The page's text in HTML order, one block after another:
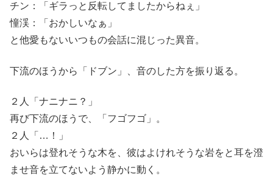
チン：「ギラっと反転してましたからねぇ」
憧渓：「おかしいなぁ」
と他愛もないいつもの会話に混じった異音。
下流のほうから「ドブン」、音のした方を振り返る。
２人「ナニナニ？」
再び下流のほうで、「フゴフゴ」。
２人「…！」
おいらは登れそうな木を、彼はよけれそうな岩をと耳を澄
ませ音を立てないよう静かに動く。